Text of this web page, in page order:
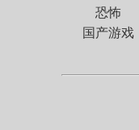
恐怖
国产游戏